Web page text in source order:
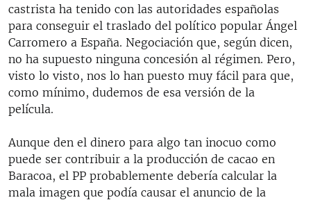
castrista ha tenido con las autoridades españolas
para conseguir el traslado del político popular Ángel
Carromero a España. Negociación que, según dicen,
no ha supuesto ninguna concesión al régimen. Pero,
visto lo visto, nos lo han puesto muy fácil para que,
como mínimo, dudemos de esa versión de la
película.
Aunque den el dinero para algo tan inocuo como
puede ser contribuir a la producción de cacao en
Baracoa, el PP probablemente debería calcular la
mala imagen que podía causar el anuncio de la